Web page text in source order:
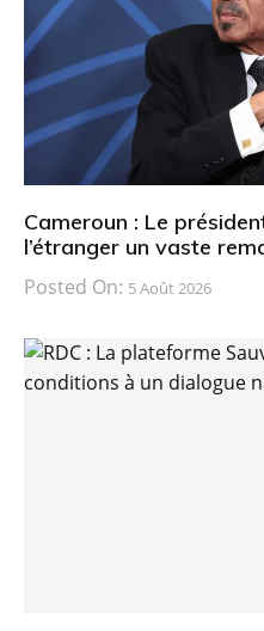
Cameroun : Le
l’étranger un vaste
Posted On: 5 Août 2026